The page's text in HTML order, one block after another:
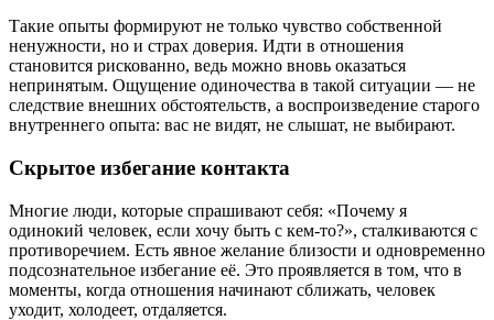
Такие опыты формируют не только чувство собственной
ненужности, но и страх доверия. Идти в отношения
становится рискованно, ведь можно вновь оказаться
непринятым. Ощущение одиночества в такой ситуации — не
следствие внешних обстоятельств, а воспроизведение старого
внутреннего опыта: вас не видят, не слышат, не выбирают.
Скрытое избегание контакта
Многие люди, которые спрашивают себя: «Почему я
одинокий человек, если хочу быть с кем-то?», сталкиваются с
противоречием. Есть явное желание близости и одновременно
подсознательное избегание её. Это проявляется в том, что в
моменты, когда отношения начинают сближать, человек
уходит, холодеет, отдаляется.